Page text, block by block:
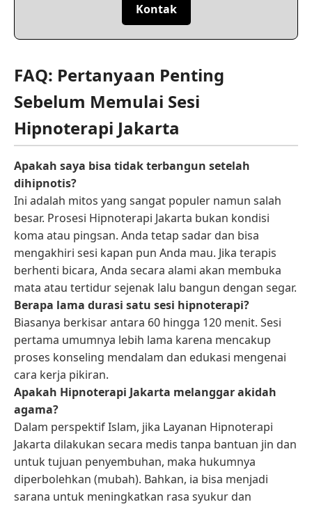
Kontak
FAQ: Pertanyaan Penting
Sebelum Memulai Sesi
Hipnoterapi Jakarta
Apakah saya bisa tidak terbangun setelah
dihipnotis?
Ini adalah mitos yang sangat populer namun salah
besar. Prosesi Hipnoterapi Jakarta bukan kondisi
koma atau pingsan. Anda tetap sadar dan bisa
mengakhiri sesi kapan pun Anda mau. Jika terapis
berhenti bicara, Anda secara alami akan membuka
mata atau tertidur sejenak lalu bangun dengan segar.
Berapa lama durasi satu sesi hipnoterapi?
Biasanya berkisar antara 60 hingga 120 menit. Sesi
pertama umumnya lebih lama karena mencakup
proses konseling mendalam dan edukasi mengenai
cara kerja pikiran.
Apakah Hipnoterapi Jakarta melanggar akidah
agama?
Dalam perspektif Islam, jika Layanan Hipnoterapi
Jakarta dilakukan secara medis tanpa bantuan jin dan
untuk tujuan penyembuhan, maka hukumnya
diperbolehkan (mubah). Bahkan, ia bisa menjadi
sarana untuk meningkatkan rasa syukur dan